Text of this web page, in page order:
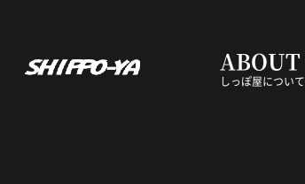
ABOUT
しっぽ屋について